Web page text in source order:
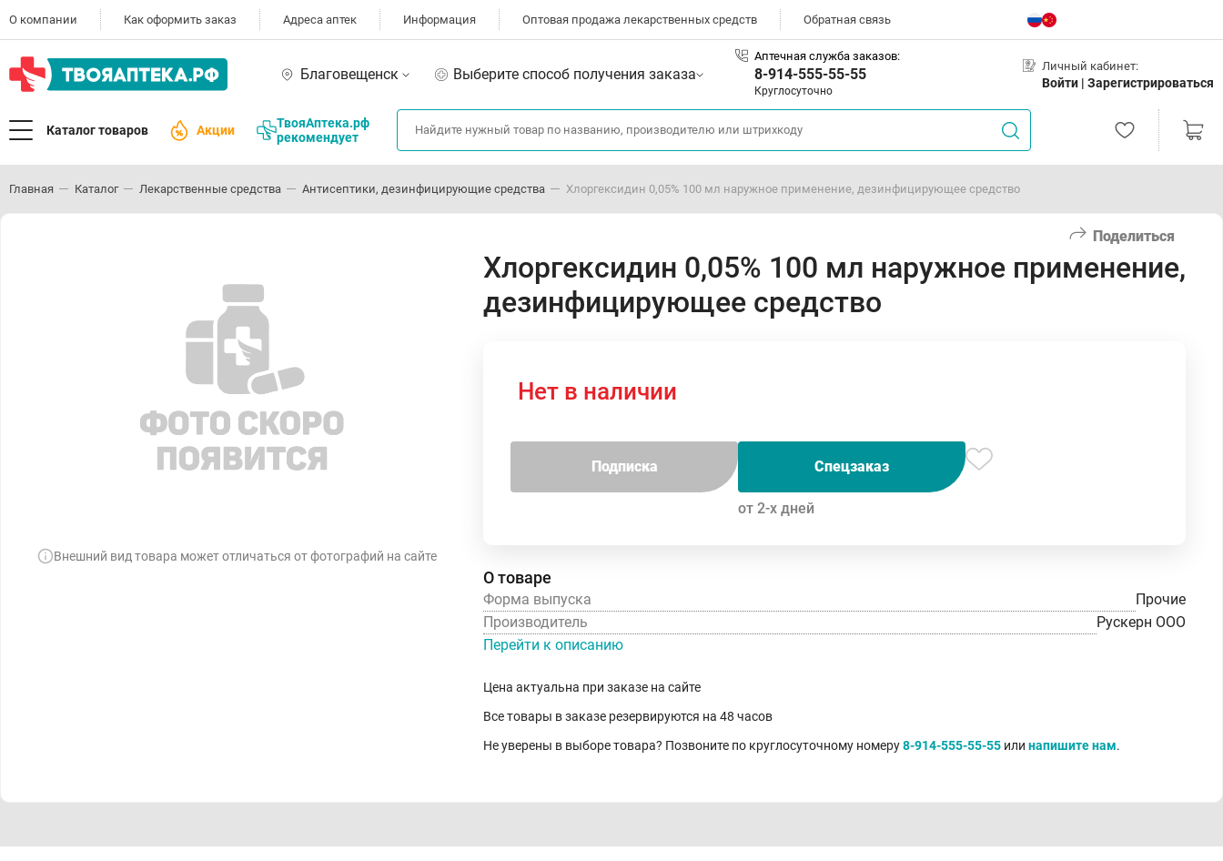
О компании Как оформить заказ Адреса аптек Информация Оптовая продажа лекарственных средств Обратная связь
Благовещенск Выберите способ получения заказа
Аптечная служба заказов:
8-914-555-55-55
Круглосуточно
Личный кабинет:
Войти | Зарегистрироваться
Каталог товаров Акции
ТвояАптека.рф
рекомендует
Главная Каталог Лекарственные средства Антисептики, дезинфицирующие средства Хлоргексидин 0,05% 100 мл наружное применение, дезинфицирующее средство
Поделиться
Внешний вид товара может отличаться от фотографий на сайте
Хлоргексидин 0,05% 100 мл наружное применение,
дезинфицирующее средство
Нет в наличии
Подписка Спецзаказ
от 2-х дней
О товаре
Форма выпуска
Прочие
Производитель
Рускерн ООО
Перейти к описанию
Цена актуальна при заказе на сайте
Все товары в заказе резервируются на 48 часов
Не уверены в выборе товара? Позвоните по круглосуточному номеру8-914-555-55-55 или напишите нам.